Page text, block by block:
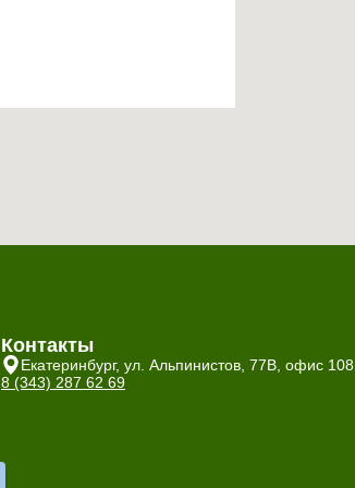
Контакты
Екатеринбург, ул. Альпинистов, 77В, офис 108
8 (343) 287 62 69